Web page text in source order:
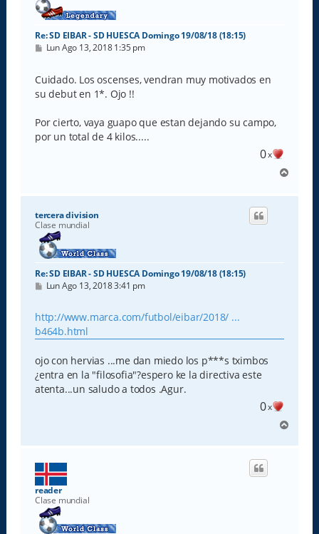
Re: SD EIBAR - SD HUESCA Domingo 19/08/18 (18:15)
M
s
a
j
Lun Ago 13, 2018 1:35 pm
Cuidado. Los oscenses, vendran muy motivados en
su debut en 1*. Ojo !!
Por cierto, vaya guapo que estan dejando su campo,
por un total de 4 kilos.....
0x
r
tercera division
Clase mundial
Re: SD EIBAR - SD HUESCA Domingo 19/08/18 (18:15)
M
s
a
j
Lun Ago 13, 2018 3:41 pm
http://www.marca.com/futbol/eibar/2018/ ...
b464b.html
ojo con hervias ...me dan miedo los p***s tximbos
¿entra en la "filosofia"?espero ke la directiva este
atenta...un saludo a todos .Agur.
0x
r
reader
Clase mundial